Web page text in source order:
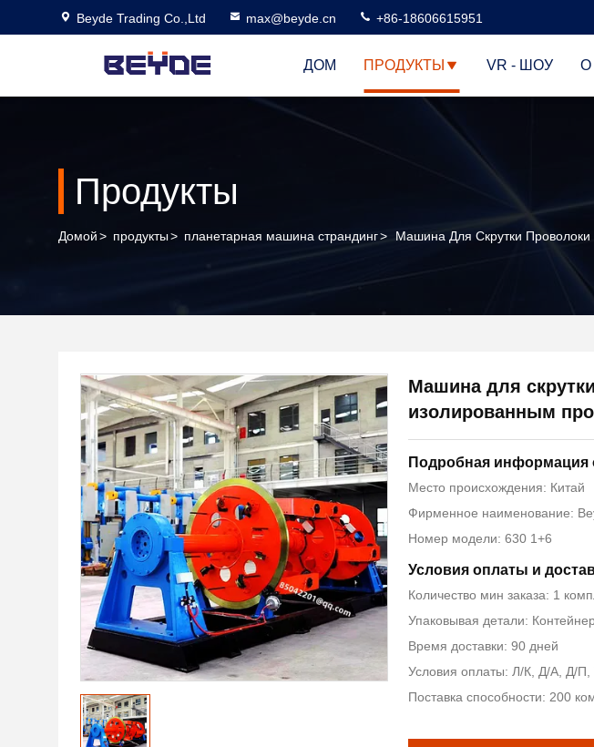
Beyde Trading Co.,Ltd max@beyde.cn +86-18606615951
ДОМ ПРОДУКТЫ VR - ШОУ О
Продукты
Домой> продукты> планетарная машина страндинг> Машина Для Скрутки
Машина для
изолированным
Подробная информация
Место происхождения: Китай
Фирменное наименование:
Номер модели: 630 1+6
Условия оплаты и
Количество мин заказа: 1
Упаковывая детали:
Время доставки: 90 дней
Условия оплаты: Л/К, Д/А, Д/
Поставка способности: 200